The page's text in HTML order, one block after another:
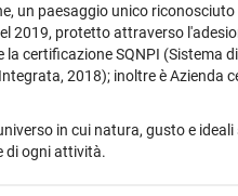
un paesaggio unico
2019, protetto attraverso
la certificazione SQNPI (Sistema
2018); inoltre è Azienda
in cui natura, gusto e
di ogni attività.